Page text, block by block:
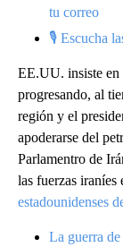
tu correo
🎙 Escucha
EE.UU. insiste en
progresando, al
región y el
apoderarse del
Parlamentro de
las fuerzas iraníes
estadounidenses
La guerra